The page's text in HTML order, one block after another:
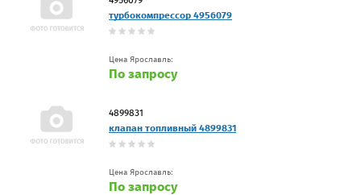
турбокомпрессор 4956079
Цена Ярославль:
По запросу
4899831
клапан топливный 4899831
Цена Ярославль:
По запросу